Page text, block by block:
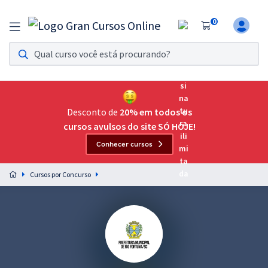
0
Assinatura Ilimitada 11
Acesso a todos os cursos. Teste grátis por 7 dias!
Assinatura OAB Até Passar
Acesso ilimitado a toda preparação para o Exame da
Preparação completa e intensiva para as principais
residências em saúde do Brasil
Desconto de 20% em todos os
cursos avulsos do site SÓ HOJE!
Conhecer cursos
Cursos por Concurso